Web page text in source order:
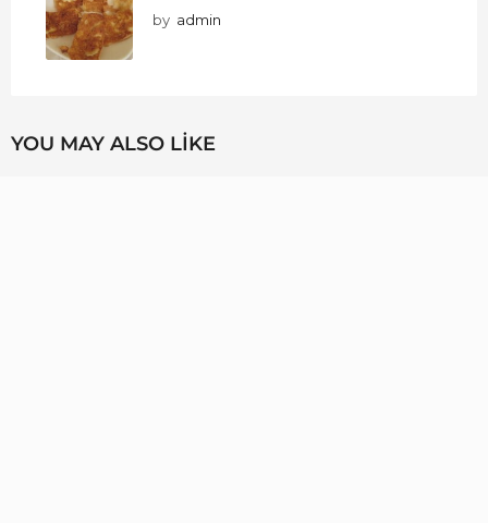
by admin
YOU MAY ALSO LIKE